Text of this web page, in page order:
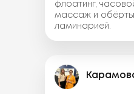
флоатинг,
массаж и
ламинарией.